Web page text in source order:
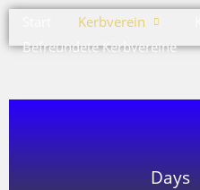
Kerbverein
Befreundete Kerbvereine
Days